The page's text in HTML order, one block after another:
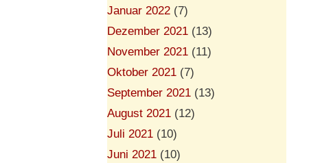
Januar 2022 (7)
Dezember 2021 (13)
November 2021 (11)
Oktober 2021 (7)
September 2021 (13)
August 2021 (12)
Juli 2021 (10)
Juni 2021 (10)